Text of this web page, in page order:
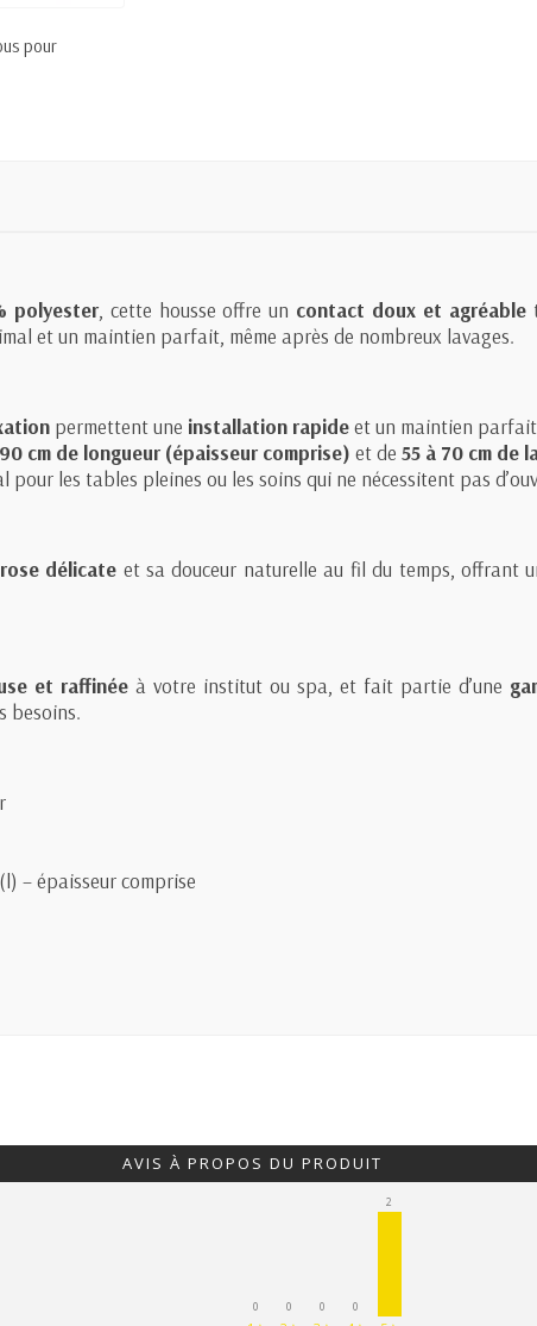
pour
polyester, cette housse offre un contact doux et agréable
et un maintien parfait, même après de nombreux lavages.
permettent une installation rapideet un maintien
cm de longueur (épaisseur comprise) et de 55 à 70 cm de
pour les tables pleines ou les soins qui ne nécessitent pas
délicate et sa douceur naturelle au fil du temps, offrant
et raffinée à votre institut ou spa, et fait partie d’une
besoins.
– épaisseur comprise
AVIS À PROPOS DU PRODUIT
0 0 0 0
2